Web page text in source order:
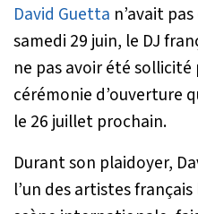
David Guetta n’avait
samedi 29 juin, le DJ
ne pas avoir été
cérémonie d’ouverture
le 26 juillet prochain.
Durant son plaidoyer,
l’un des artistes